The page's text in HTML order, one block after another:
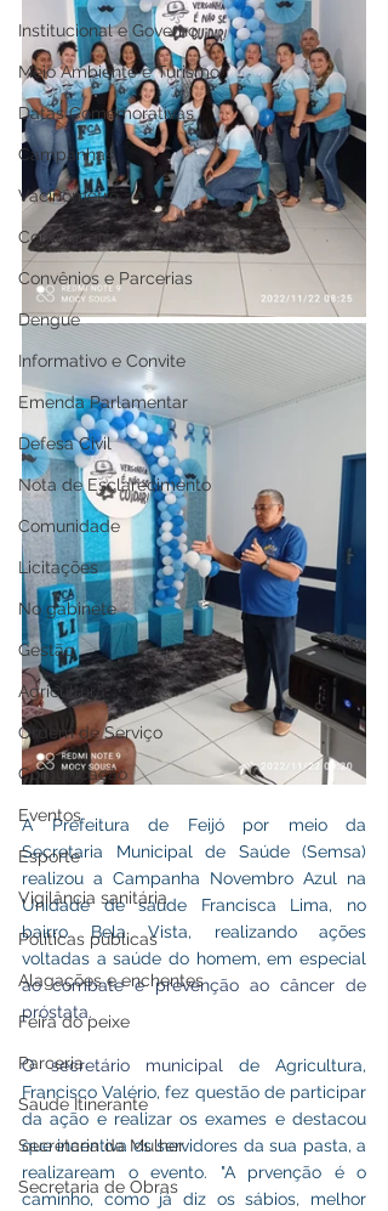
Institucional e Governo
Meio Ambiente e Turismo
Datas Comemorativas
Campanhas
Vacinômetro
Comunicado
Convênios e Parcerias
Dengue
Informativo e Convite
Emenda Parlamentar
Defesa Civil
Nota de Esclarecimento
Comunidade
Licitações
No gabinete
Gestão
Agricultura
Ordem de Serviço
Comunicação
Eventos
Esporte
Vigilância sanitária
Políticas públicas
Alagações e enchentes
Feira do peixe
Parceria
Saúde Itinerante
Secretaria da Mulher
Secretaria de Obras
A Prefeitura de Feijó por meio da
Secretaria Municipal de Saúde (Semsa)
realizou a Campanha Novembro Azul na
Unidade de saúde Francisca Lima, no
bairro Bela Vista, realizando ações
ao combate e prevenção ao câncer de
próstata.
O secretário municipal de Agricultura,
Francisco Valério, fez questão de participar
da ação e realizar os exames e destacou
que incentiva os servidores da sua pasta, a
realizaream o evento. "A prvenção é o
caminho, como já diz os sábios, melhor